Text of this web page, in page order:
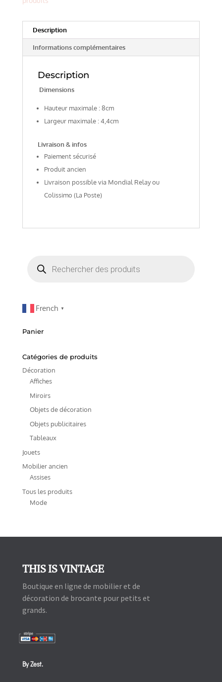
Description
Informations complémentaires
Description
Dimensions
Hauteur maximale : 8cm
Largeur maximale : 4,4cm
Livraison & infos
Paiement sécurisé
Produit ancien
Livraison possible via Mondial Relay ou
Colissimo (La Poste)
produits
French ▼
Panier
Catégories de produits
Décoration
Affiches
Miroirs
Objets de décoration
Objets publicitaires
Tableaux
Jouets
Mobilier ancien
Assises
Tous les produits
Mode
THIS IS VINTAGE
Boutique en ligne de mobilier et de
décoration de brocante pour petits et
grands.
By Zest.